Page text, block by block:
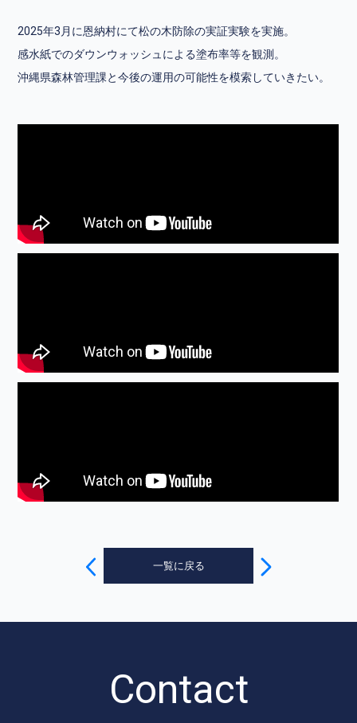
2025年3月に恩納村にて松の木防除の実証実験を実施。
感水紙でのダウンウォッシュによる塗布率等を観測。
沖縄県森林管理課と今後の運用の可能性を模索していきたい。
一覧に戻る
Contact